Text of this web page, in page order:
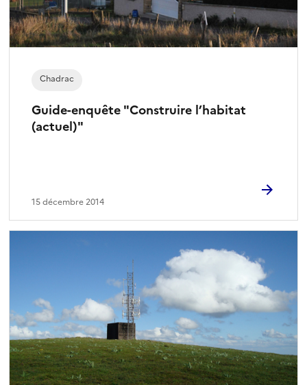
Guide-enquête "Construire l’habitat
(actuel)"
Chadrac
15 décembre 2014